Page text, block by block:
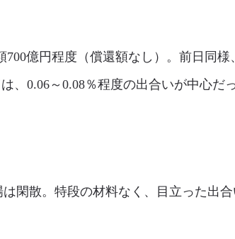
700億円程度（償還額なし）。前日同
、0.06～0.08％程度の出合いが中心だ
散。特段の材料なく、目立った出合